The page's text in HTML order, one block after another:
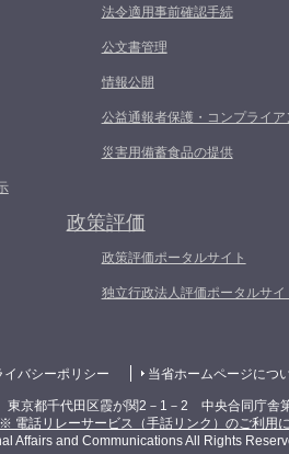
法令適用事前確認手続
公文書管理
情報公開
公益通報者保護・コンプライア
災害用備蓄食品の提供
政策評価
政策評価ポータルサイト
独立行政法人評価ポータルサイ
イバシーポリシー 当省ホームページにつ
京都千代田区霞が関2－1－2 中央合同庁舎
※ 電話リレーサービス（手話リンク）のご利用
Affairs and Communications All Rights